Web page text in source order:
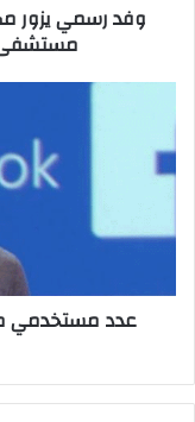
وفد رسمي يزور
مستشفى